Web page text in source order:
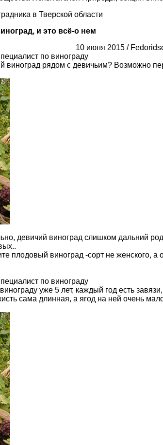
в Тверской области
и это всё-о нем
10 июня 2015 /
по винограду
рядом с девичьим? Возможно
девичий виноград слишком дальний
плодовый виноград -сорт не женского, а
по винограду
уже 5 лет, каждый год есть
сама длинная, а ягод на ней очень